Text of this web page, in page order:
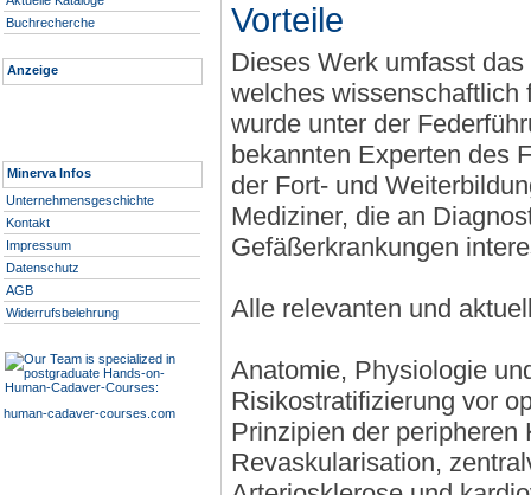
Buchrecherche
Anzeige
Minerva Infos
Unternehmensgeschichte
Kontakt
Impressum
Datenschutz
AGB
Widerrufsbelehrung
human-cadaver-courses.com
Vorteile
Dieses Werk umfasst
welches wissenschaftlich
wurde unter der
bekannten Experten des
der Fort- und
Mediziner, die an
Gefäßerkrankungen
Alle relevanten und
Anatomie, Physiologie
Risikostratifizierung vor
Prinzipien der peripheren
Revaskularisation,